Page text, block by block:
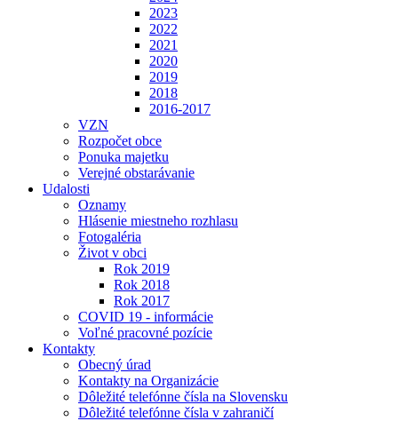
2023
2022
2021
2020
2019
2018
2016-2017
VZN
Rozpočet obce
Ponuka majetku
Verejné obstarávanie
Udalosti
Oznamy
Hlásenie miestneho rozhlasu
Fotogaléria
Život v obci
Rok 2019
Rok 2018
Rok 2017
COVID 19 - informácie
Voľné pracovné pozície
Kontakty
Obecný úrad
Kontakty na Organizácie
Dôležité telefónne čísla na Slovensku
Dôležité telefónne čísla v zahraničí